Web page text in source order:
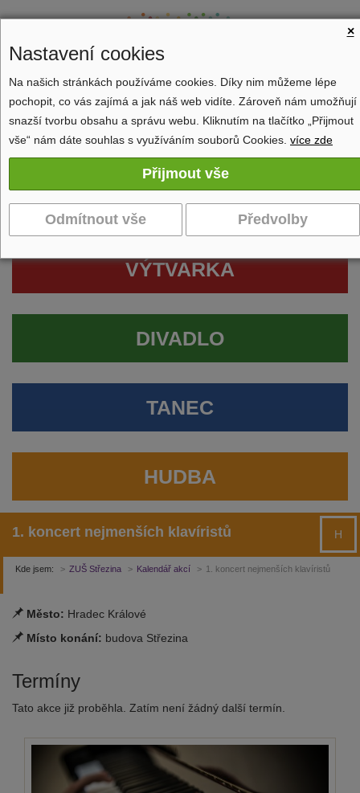
Zobrazit navigaci
VÝTVARKA
DIVADLO
TANEC
HUDBA
1. koncert nejmenších klavíristů H
Kde jsem: ZUŠ Střezina Kalendář akcí 1. koncert nejmenších klavíristů
Město: Hradec Králové
Místo konání: budova Střezina
Termíny
Tato akce již proběhla. Zatím není žádný další termín.
×
Nastavení cookies
Na našich stránkách používáme cookies. Díky nim můžeme lépe
pochopit, co vás zajímá a jak náš web vidíte. Zároveň nám umožňují
snazší tvorbu obsahu a správu webu. Kliknutím na tlačítko „Přijmout
vše“ nám dáte souhlas s využíváním souborů Cookies. více zde